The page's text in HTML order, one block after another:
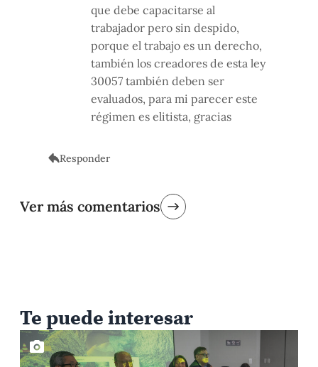
que debe capacitarse al
trabajador pero sin despido,
porque el trabajo es un derecho,
también los creadores de esta ley
30057 también deben ser
evaluados, para mi parecer este
régimen es elitista, gracias
Responder
Ver más comentarios
Te puede interesar